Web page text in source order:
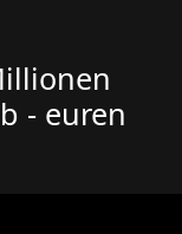
- euren